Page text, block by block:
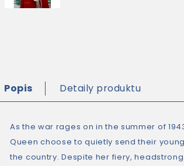
Popis Detaily produktu
As the war rages on in the summer of
Queen choose to quietly send their
the country. Despite her fiery,